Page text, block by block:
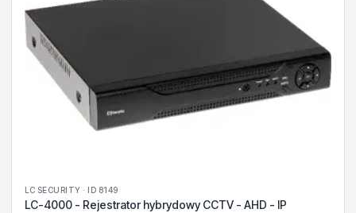
LC SECURITY · ID 8149
LC-4000 - Rejestrator hybrydowy CCTV - AHD - IP